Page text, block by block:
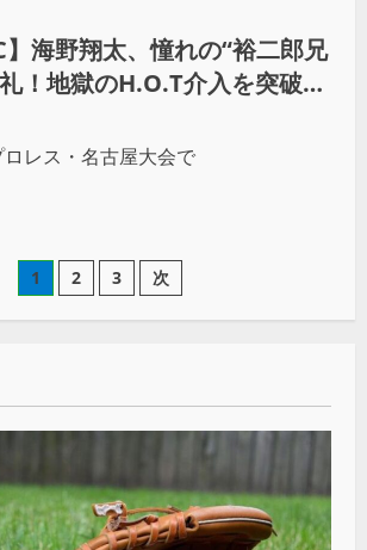
】海野翔太、憧れの“裕二郎兄
！地獄のH.O.T介入を突破し
レス・名古屋大会で
1 2 3 次